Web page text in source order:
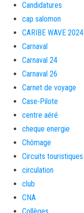
Candidatures
cap salomon
CARIBE WAVE 2024
Carnaval
Carnaval 24
Carnaval 26
Carnet de voyage
Case-Pilote
centre aéré
cheque energie
Chômage
Circuits touristiques
circulation
club
CNA